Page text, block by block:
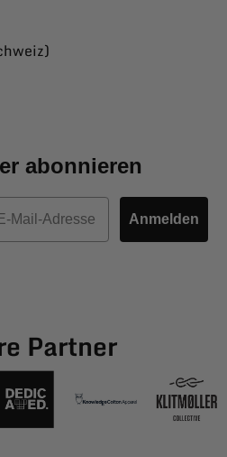
abonnieren
Anmelden
Partner